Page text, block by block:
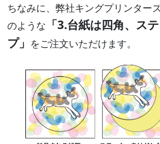
ちなみに、弊社キングプリンター
のような 「3.台紙は四角、ス
プ」 をご注文いただけます。